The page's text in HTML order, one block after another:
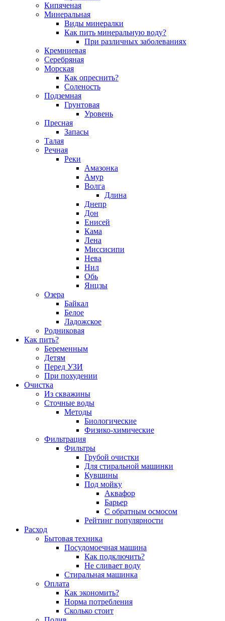
Кипяченая
Минеральная
Виды минералки
Как пить минеральную воду?
При различных заболеваниях
Кремниевая
Серебряная
Морская
Как опреснить?
Соленость
Подземная
Грунтовая
Уровень
Пресная
Запасы
Талая
Речная
Реки
Амазонка
Амур
Волга
Длина
Днепр
Дон
Енисей
Кама
Лена
Миссисипи
Нева
Нил
Обь
Янцзы
Озера
Байкал
Белое
Ладожское
Родниковая
Как пить?
Беременным
Детям
Перед УЗИ
При похудении
Очистка
Из скважины
Сточные воды
Методы
Биологические
Физико-химические
Фильтрация
Фильтры
Грубой очистки
Для стиральной машинки
Кувшины
Под мойку
Аквафор
Барьер
С обратным осмосом
Рейтинг популярности
Расход
Бытовая техника
Посудомоечная машина
Как подключить?
Не сливает воду
Стиральная машинка
Оплата
Как экономить?
Норма потребления
Сколько стоит